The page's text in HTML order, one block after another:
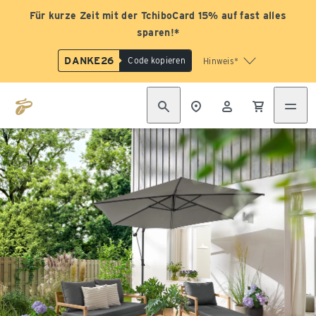
Für kurze Zeit mit der TchiboCard 15% auf fast alles
sparen!*
DANKE26 Code kopieren Hinweis*